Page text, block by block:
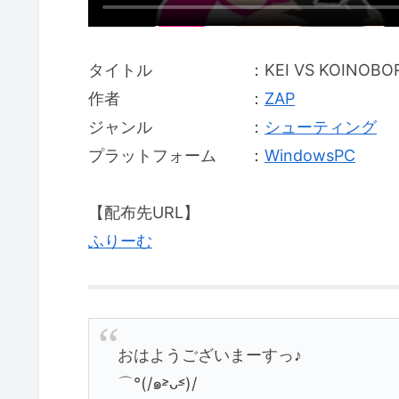
タイトル ：KEI VS
作者 ： ZAP
ジャンル ： シューティング
プラットフォーム ： WindowsPC
【配布先URL】
ふりーむ
おはようございまーすっ♪
⌒°(/๑˃̵ᴗ˂̵)/